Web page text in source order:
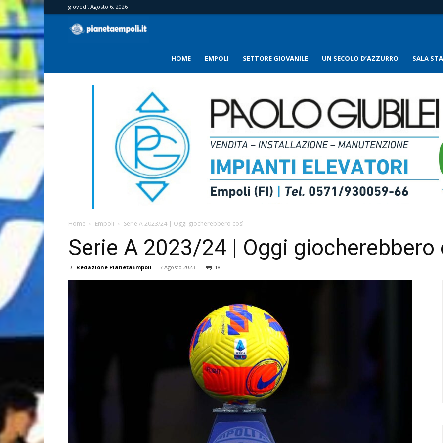
giovedì, Agosto 6, 2026
HOME EMPOLI SETTORE GIOVANILE UN SECOLO D’AZZURRO SALA
Home Empoli Serie A 2023/24 | Oggi giocherebbero così
Serie A 2023/24 | Oggi giocherebbero
Di Redazione PianetaEmpoli - 7 Agosto 2023 18